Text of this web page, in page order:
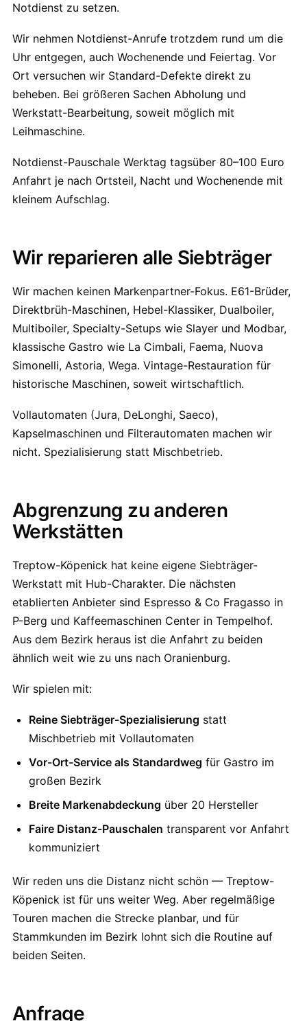
Notdienst zu setzen.
Wir nehmen Notdienst-Anrufe trotzdem rund um die
Uhr entgegen, auch Wochenende und Feiertag. Vor
Ort versuchen wir Standard-Defekte direkt zu
beheben. Bei größeren Sachen Abholung und
Werkstatt-Bearbeitung, soweit möglich mit
Leihmaschine.
Notdienst-Pauschale Werktag tagsüber 80–100 Euro
Anfahrt je nach Ortsteil, Nacht und Wochenende mit
kleinem Aufschlag.
Wir reparieren alle Siebträger
Wir machen keinen Markenpartner-Fokus. E61-Brüder,
Direktbrüh-Maschinen, Hebel-Klassiker, Dualboiler,
Multiboiler, Specialty-Setups wie Slayer und Modbar,
klassische Gastro wie La Cimbali, Faema, Nuova
Simonelli, Astoria, Wega. Vintage-Restauration für
historische Maschinen, soweit wirtschaftlich.
Vollautomaten (Jura, DeLonghi, Saeco),
Kapselmaschinen und Filterautomaten machen wir
nicht. Spezialisierung statt Mischbetrieb.
Abgrenzung zu anderen
Werkstätten
Treptow-Köpenick hat keine eigene Siebträger-
Werkstatt mit Hub-Charakter. Die nächsten
etablierten Anbieter sind Espresso & Co Fragasso in
P-Berg und Kaffeemaschinen Center in Tempelhof.
Aus dem Bezirk heraus ist die Anfahrt zu beiden
ähnlich weit wie zu uns nach Oranienburg.
Wir spielen mit:
Reine Siebträger-Spezialisierung statt
Mischbetrieb mit Vollautomaten
Vor-Ort-Service als Standardweg für Gastro im
großen Bezirk
Breite Markenabdeckung über 20 Hersteller
Faire Distanz-Pauschalen transparent vor Anfahrt
kommuniziert
Wir reden uns die Distanz nicht schön — Treptow-
Köpenick ist für uns weiter Weg. Aber regelmäßige
Touren machen die Strecke planbar, und für
Stammkunden im Bezirk lohnt sich die Routine auf
beiden Seiten.
Anfrage